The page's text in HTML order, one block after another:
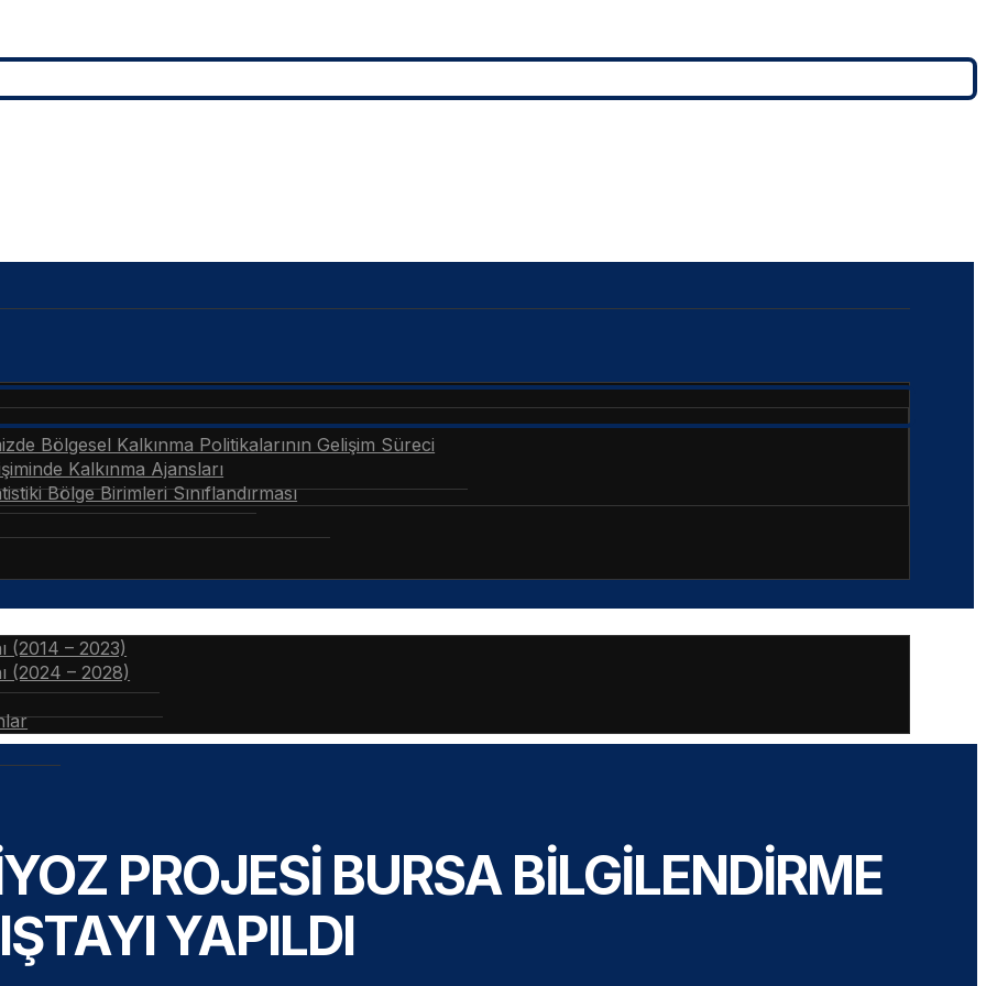
Bölgesel Kalkınma Politikalarının Gelişim Süreci
Kalkınma Ajansları
Bölge Birimleri Sınıflandırması
(2014 – 2023)
(2024 – 2028)
PROJESİ BURSA BİLGİLENDİRME
YAPILDI